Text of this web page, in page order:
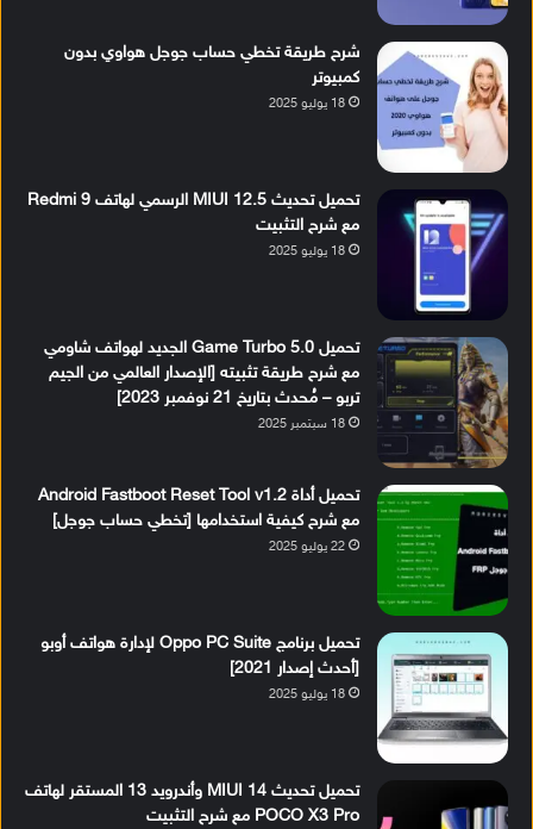
شرح طريقة تخطي حساب جوجل هواوي بدون
كمبيوتر
18 يوليو 2025
تحميل تحديث MIUI 12.5 الرسمي لهاتف Redmi 9
مع شرح التثبيت
18 يوليو 2025
تحميل Game Turbo 5.0 الجديد لهواتف شاومي
مع شرح طريقة تثبيته [الإصدار العالمي من الجيم
تربو – مُحدث بتاريخ 21 نوفمبر 2023]
18 سبتمبر 2025
تحميل أداة Android Fastboot Reset Tool v1.2
مع شرح كيفية استخدامها [تخطي حساب جوجل]
22 يوليو 2025
تحميل برنامج Oppo PC Suite لإدارة هواتف أوبو
[أحدث إصدار 2021]
18 يوليو 2025
تحميل تحديث MIUI 14 وأندرويد 13 المستقر لهاتف
POCO X3 Pro مع شرح التثبيت